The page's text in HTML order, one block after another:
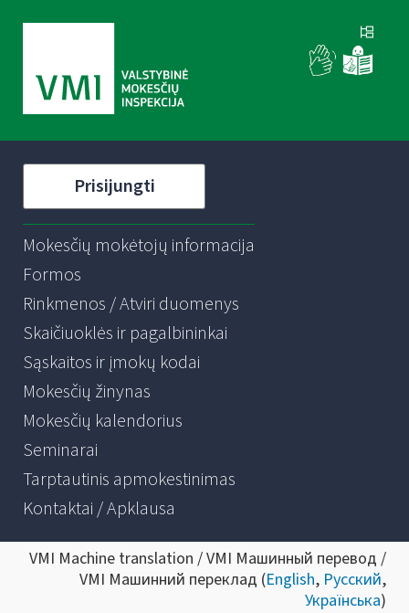
Prisijungti
Mokesčių mokėtojų informacija
Formos
Rinkmenos / Atviri duomenys
Skaičiuoklės ir pagalbininkai
Sąskaitos ir įmokų kodai
Mokesčių žinynas
Mokesčių kalendorius
Seminarai
Tarptautinis apmokestinimas
Kontaktai / Apklausa
VMI Machine translation / VMI Машинный перевод /
VMI Машинний переклад (English, Русский,
Українська)